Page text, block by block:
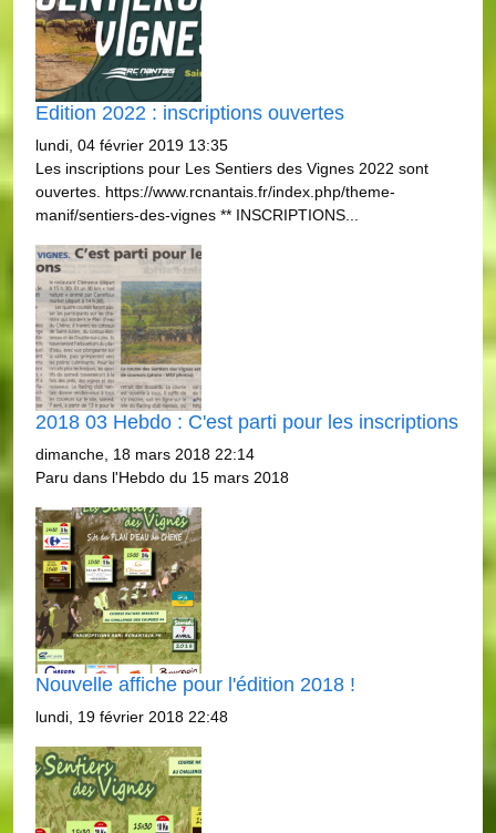
Edition 2022 : inscriptions ouvertes
lundi, 04 février 2019 13:35
Les inscriptions pour Les Sentiers des Vignes 2022 sont
ouvertes. https://www.rcnantais.fr/index.php/theme-
manif/sentiers-des-vignes ** INSCRIPTIONS...
2018 03 Hebdo : C'est parti pour les inscriptions
dimanche, 18 mars 2018 22:14
Paru dans l'Hebdo du 15 mars 2018
Nouvelle affiche pour l'édition 2018 !
lundi, 19 février 2018 22:48